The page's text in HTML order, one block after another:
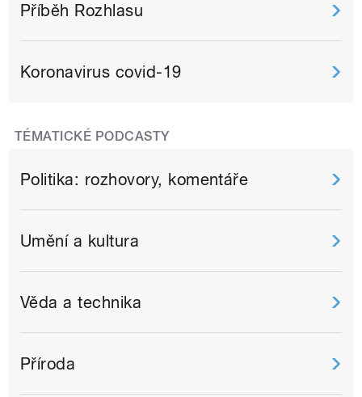
Příběh Rozhlasu
Koronavirus covid-19
TÉMATICKÉ PODCASTY
Politika: rozhovory, komentáře
Umění a kultura
Věda a technika
Příroda